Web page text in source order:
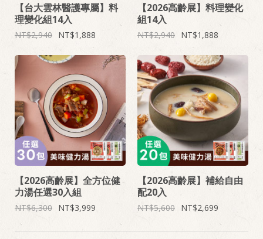
【台大雲林醫護專屬】料
理變化組14入
2,940 1,888
【2026高齡展】料理變化
組14入
2,940 1,888
【2026高齡展】全方位健
力湯任選30入組
6,300 3,999
【2026高齡展】補給自由
配20入
5,600 2,699